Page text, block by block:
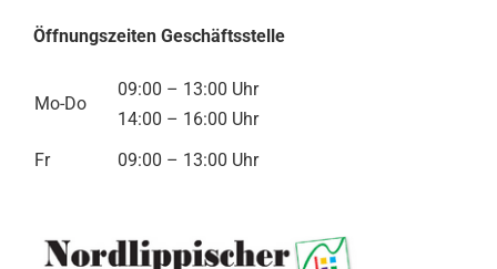
Öffnungszeiten Geschäftsstelle
Mo-Do
09:00 – 13:00 Uhr
14:00 – 16:00 Uhr
Fr
09:00 – 13:00 Uhr